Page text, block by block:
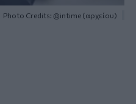
Photo Credits: @intime (αρχείου)